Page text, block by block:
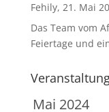
Fehily, 21. Mai
Das Team vom
Feiertage und